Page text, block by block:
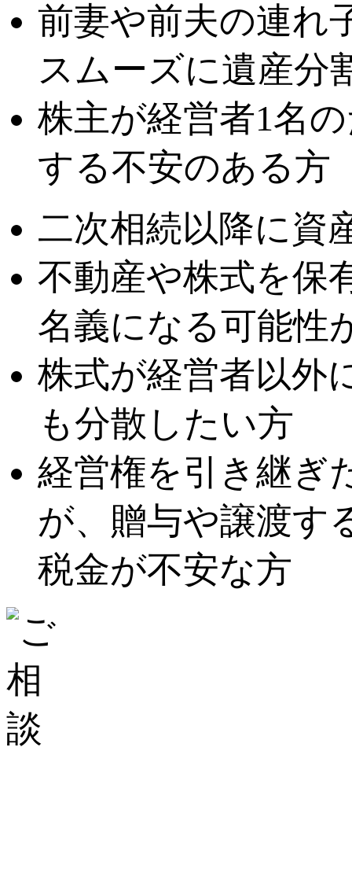
前妻や前夫の連れ
スムーズに遺産分
株主が経営者1名
する不安のある方
二次相続以降に資
不動産や株式を保
名義になる可能性
株式が経営者以外
も分散したい方
経営権を引き継ぎ
が、贈与や譲渡す
税金が不安な方